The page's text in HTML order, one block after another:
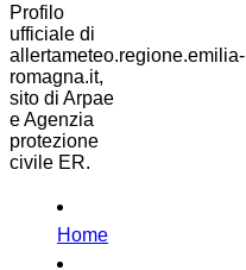
Profilo
ufficiale di
allertameteo.regione.emilia-
romagna.it,
sito di Arpae
e Agenzia
protezione
civile ER.
Home